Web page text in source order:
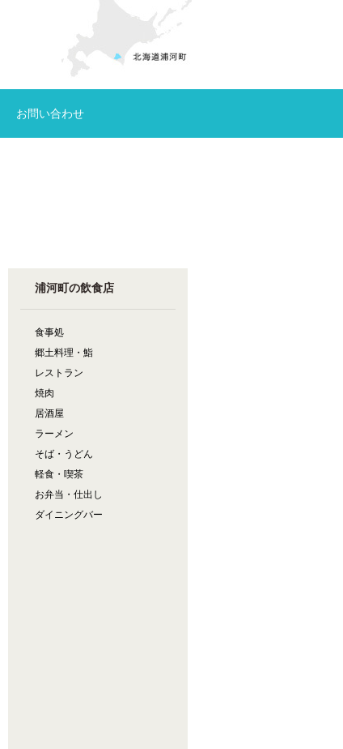
お問い合わせ
浦河町の飲食店
食事処
郷土料理・鮨
レストラン
焼肉
居酒屋
ラーメン
そば・うどん
軽食・喫茶
お弁当・仕出し
ダイニングバー